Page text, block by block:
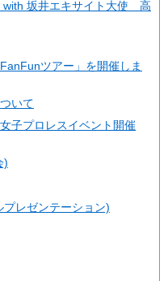
with 坂井エキサイト大使 高
ツアー」を開催しま
いて
子プロレスイベント開催
)
レゼンテーション)